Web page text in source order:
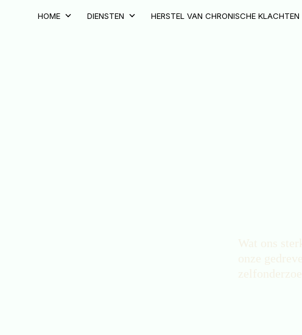
HOME DIENSTEN HERSTEL VAN CHRONISCHE KLACHTEN
Wat ons
onze